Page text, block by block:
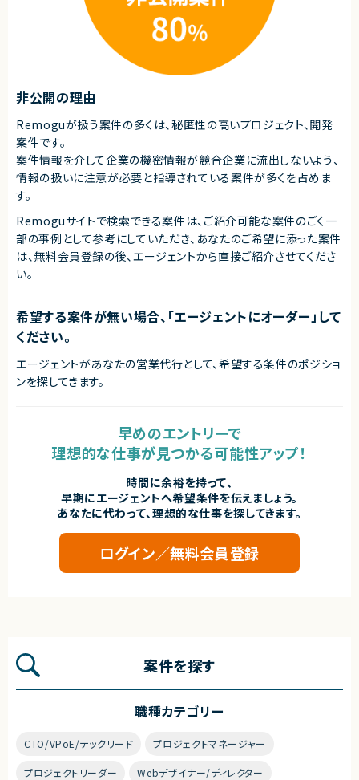
株式会社LASSIC
エージェントから
★フルリモート＆フルフレックスで柔軟な働き方が可能です！
★少数精鋭チームで裁量を持ち、意思決定に関与できます！
非公開の理由
Remoguが扱う案件の多くは、秘匿性の高いプロジェクト、開発
案件です。
案件情報を介して企業の機密情報が競合企業に流出しないよう、
情報の扱いに注意が必要と指導されている案件が多くを占めま
す。
Remoguサイトで検索できる案件は、ご紹介可能な案件のごく一
部の事例として参考にしていただき、 あなたのご希望に添った案件
は、無料会員登録の後、エージェントから直接ご紹介させてくださ
い。
希望する案件が無い場合、「エージェントにオーダー」して
ください。
エージェントがあなたの営業代行として、希望する条件のポジショ
ンを探してきます。
早めのエントリーで
理想的な仕事が見つかる可能性アップ！
時間に余裕を持って、
早期にエージェントへ希望条件を伝えましょう。
あなたに代わって、理想的な仕事を探してきます。
ログイン／無料会員登録
案件を探す
職種カテゴリー
CTO/VPoE/テックリード プロジェクトマネージャー
プロジェクトリーダー Webデザイナー/ディレクター